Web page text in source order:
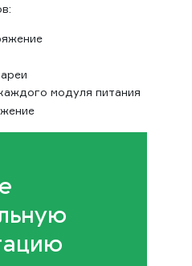
модуля питания